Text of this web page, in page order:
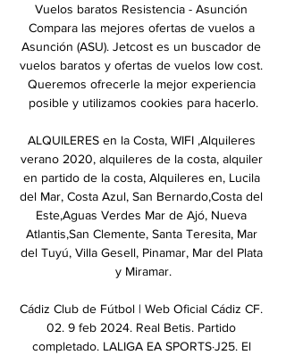
Vuelos baratos Resistencia - Asunción
Compara las mejores ofertas de vuelos a
Asunción (ASU). Jetcost es un buscador de
vuelos baratos y ofertas de vuelos low cost.
Queremos ofrecerle la mejor experiencia
posible y utilizamos cookies para hacerlo.
ALQUILERES en la Costa, WIFI ,Alquileres
verano 2020, alquileres de la costa, alquiler
en partido de la costa, Alquileres en, Lucila
del Mar, Costa Azul, San Bernardo,Costa del
Este,Aguas Verdes Mar de Ajó, Nueva
Atlantis,San Clemente, Santa Teresita, Mar
del Tuyú, Villa Gesell, Pinamar, Mar del Plata
y Miramar.
Cádiz Club de Fútbol | Web Oficial Cádiz CF.
02. 9 feb 2024. Real Betis. Partido
completado. LALIGA EA SPORTS·J25. El